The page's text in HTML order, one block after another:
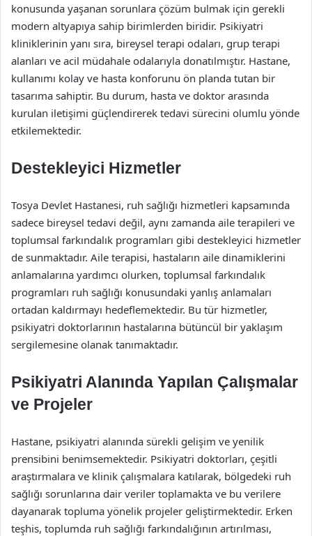
konusunda yaşanan sorunlara çözüm bulmak için gerekli
modern altyapıya sahip birimlerden biridir. Psikiyatri
kliniklerinin yanı sıra, bireysel terapi odaları, grup terapi
alanları ve acil müdahale odalarıyla donatılmıştır. Hastane,
kullanımı kolay ve hasta konforunu ön planda tutan bir
tasarıma sahiptir. Bu durum, hasta ve doktor arasında
kurulan iletişimi güçlendirerek tedavi sürecini olumlu yönde
etkilemektedir.
Destekleyici Hizmetler
Tosya Devlet Hastanesi, ruh sağlığı hizmetleri kapsamında
sadece bireysel tedavi değil, aynı zamanda aile terapileri ve
toplumsal farkındalık programları gibi destekleyici hizmetler
de sunmaktadır. Aile terapisi, hastaların aile dinamiklerini
anlamalarına yardımcı olurken, toplumsal farkındalık
programları ruh sağlığı konusundaki yanlış anlamaları
ortadan kaldırmayı hedeflemektedir. Bu tür hizmetler,
psikiyatri doktorlarının hastalarına bütüncül bir yaklaşım
sergilemesine olanak tanımaktadır.
Psikiyatri Alanında Yapılan Çalışmalar
ve Projeler
Hastane, psikiyatri alanında sürekli gelişim ve yenilik
prensibini benimsemektedir. Psikiyatri doktorları, çeşitli
araştırmalara ve klinik çalışmalara katılarak, bölgedeki ruh
sağlığı sorunlarına dair veriler toplamakta ve bu verilere
dayanarak topluma yönelik projeler geliştirmektedir. Erken
teşhis, toplumda ruh sağlığı farkındalığının artırılması,